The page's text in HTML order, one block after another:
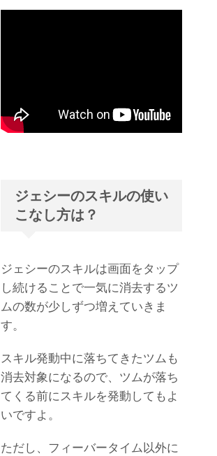
ジェシーのスキルの使い
こなし方は？
ジェシーのスキルは画面をタップ
し続けることで一気に消去するツ
ムの数が少しずつ増えていきま
す。
スキル発動中に落ちてきたツムも
消去対象になるので、ツムが落ち
てくる前にスキルを発動してもよ
いですよ。
ただし、フィーバータイム以外に